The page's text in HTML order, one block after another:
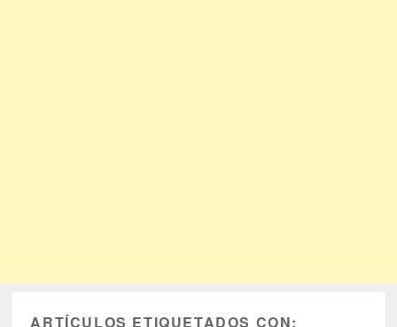
ARTÍCULOS ETIQUETADOS CON: